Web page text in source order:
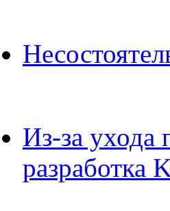
Из-за ухода
разработка